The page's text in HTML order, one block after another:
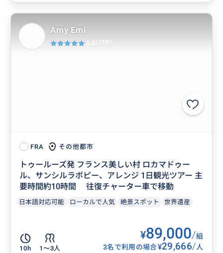
FRA その他都市
トゥールーズ発 フランス美しい村 ロカマドゥー
ル、サンシルラポピー、アレンジ 1日観光ツアー 主
要時間約10時間 往復チャーター車で移動
日本語対応可能 ローカルで人気 絶景スポット 世界遺産
10h 1〜3人
¥89,000/組
3名で利用の場合¥29,666/人
Amy Emi
5.0 (17件)